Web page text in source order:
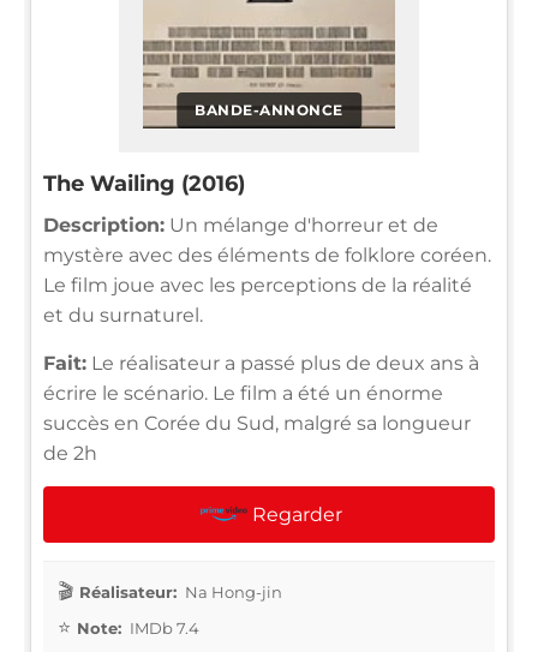
BANDE-ANNONCE
The Wailing (2016)
Description: Un mélange d'horreur et de
mystère avec des éléments de folklore coréen.
Le film joue avec les perceptions de la réalité
et du surnaturel.
Fait: Le réalisateur a passé plus de deux ans à
écrire le scénario. Le film a été un énorme
succès en Corée du Sud, malgré sa longueur
de 2h
Regarder
Réalisateur: Na Hong-jin
Note: IMDb 7.4